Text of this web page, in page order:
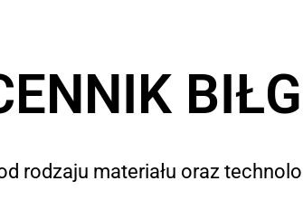
rodzaju materiału oraz